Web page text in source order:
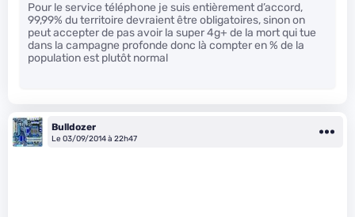
Pour le service téléphone je suis entièrement d’accord,
99,99% du territoire devraient être obligatoires, sinon on
peut accepter de pas avoir la super 4g+ de la mort qui tue
dans la campagne profonde donc là compter en % de la
population est plutôt normal
Bulldozer
Le 03/09/2014 à 22h47